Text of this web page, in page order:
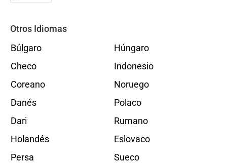
Otros Idiomas
Búlgaro
Checo
Coreano
Danés
Dari
Holandés
Persa
Húngaro
Indonesio
Noruego
Polaco
Rumano
Eslovaco
Sueco